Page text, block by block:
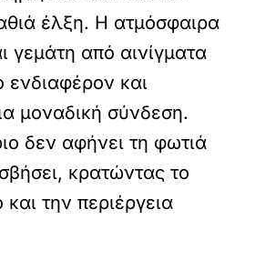
έλξη. Η ατμόσφαιρα
γεμάτη από αινίγματα
ενδιαφέρον και
μοναδική σύνδεση.
δεν αφήνει τη φωτιά
κρατώντας το
την περιέργεια